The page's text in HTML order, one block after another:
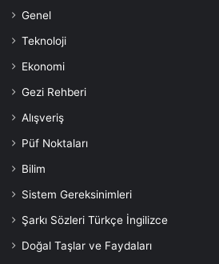
Genel
Teknoloji
Ekonomi
Gezi Rehberi
Alışveriş
Püf Noktaları
Bilim
Sistem Gereksinimleri
Şarkı Sözleri Türkçe İngilizce
Doğal Taşlar ve Faydaları